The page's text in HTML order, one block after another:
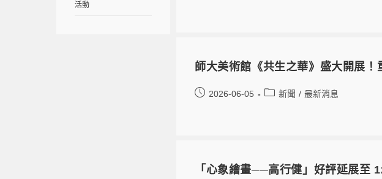
活動
師大美術館《共生之華》盛大開展
2026-06-05 新聞 / 最新消息
「心象繪畫──高行健」好評延展至